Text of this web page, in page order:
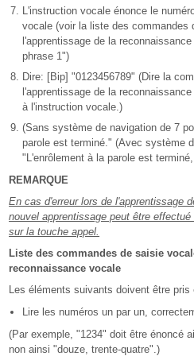
L'instruction vocale énonce le
vocale (voir la liste des commandes
l'apprentissage de la
phrase 1")
Dire: [Bip] "0123456789" (Dire la
l'apprentissage de la
à l'instruction vocale.)
(Sans système de navigation de 7
parole est terminé." (Avec système
"L'enrôlement à la parole est
REMARQUE
En cas d'erreur lors de l'apprentissage
nouvel apprentissage peut être
sur la touche appel.
Liste des commandes de saisie
reconnaissance vocale
Les éléments suivants doivent être
Lire les numéros un par un,
(Par exemple, "1234" doit être énoncé
non ainsi "douze, trente-quatre".)